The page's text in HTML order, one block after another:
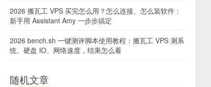
2026 搬瓦工 VPS 买完怎么用？怎么连接、怎么装软件：
新手用 Assistant Amy 一步步搞定
2026 bench.sh 一键测评脚本使用教程：搬瓦工 VPS 测系
统、硬盘 IO、网络速度，结果怎么看
随机文章